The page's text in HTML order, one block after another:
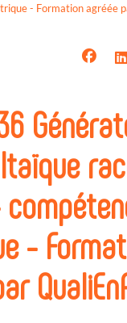
- Formation agréée
-